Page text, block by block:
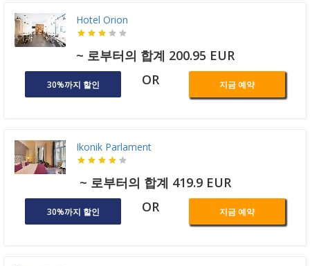
Hotel Orion
~ 로부터의 합계 200.95 EUR
30%까지 할인 OR 지금 예약
Ikonik Parlament
~ 로부터의 합계 419.9 EUR
30%까지 할인 OR 지금 예약